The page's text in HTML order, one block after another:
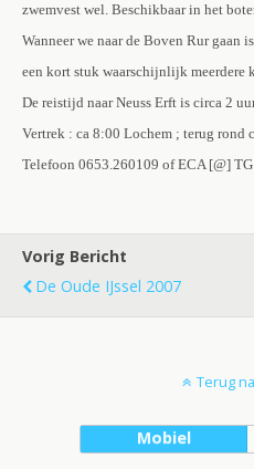
zwemvest wel. Beschikbaar in het
Wanneer we naar de Boven Rur gaan
een kort stuk waarschijnlijk meerdere
De reistijd naar Neuss Erft is circa 2
Vertrek : ca 8:00 Lochem ; terug
Telefoon 0653.260109 ofECA [@]
Vorig Bericht
De Oude IJssel 2007
Terug
Mobiel